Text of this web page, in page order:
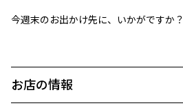
今週末のお出かけ先に、いかがですか？
お店の情報